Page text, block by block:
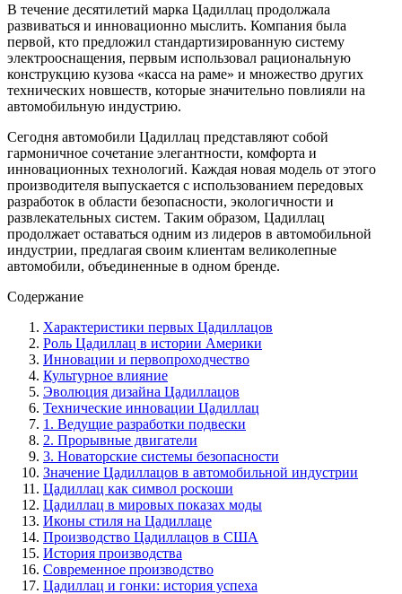
В течение десятилетий марка Цадиллац продолжала
развиваться и инновационно мыслить. Компания была
первой, кто предложил стандартизированную систему
электрооснащения, первым использовал рациональную
конструкцию кузова «касса на раме» и множество других
технических новшеств, которые значительно повлияли на
автомобильную индустрию.
Сегодня автомобили Цадиллац представляют собой
гармоничное сочетание элегантности, комфорта и
инновационных технологий. Каждая новая модель от этого
производителя выпускается с использованием передовых
разработок в области безопасности, экологичности и
развлекательных систем. Таким образом, Цадиллац
продолжает оставаться одним из лидеров в автомобильной
индустрии, предлагая своим клиентам великолепные
автомобили, объединенные в одном бренде.
Содержание
Характеристики первых Цадиллацов
Роль Цадиллац в истории Америки
Инновации и первопроходчество
Культурное влияние
Эволюция дизайна Цадиллацов
Технические инновации Цадиллац
1. Ведущие разработки подвески
2. Прорывные двигатели
3. Новаторские системы безопасности
Значение Цадиллацов в автомобильной индустрии
Цадиллац как символ роскоши
Цадиллац в мировых показах моды
Иконы стиля на Цадиллаце
Производство Цадиллацов в США
История производства
Современное производство
Цадиллац и гонки: история успеха